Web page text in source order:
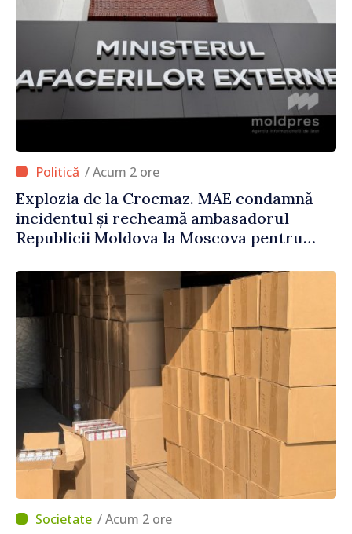
/ Acum 2 ore
Explozia de la Crocmaz. MAE condamnă
incidentul și recheamă ambasadorul
Republicii Moldova la Moscova pentru
/ Acum 2 ore